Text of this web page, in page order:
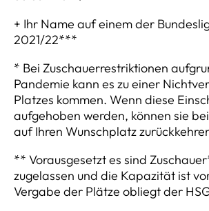
+ Ihr Name auf einem der
2021/22***
* Bei Zuschauerrestriktionen
Pandemie kann es zu einer
Platzes kommen. Wenn diese
aufgehoben werden, können sie
auf Ihren Wunschplatz
** Vorausgesetzt es sind
zugelassen und die Kapazität ist
Vergabe der Plätze obliegt der